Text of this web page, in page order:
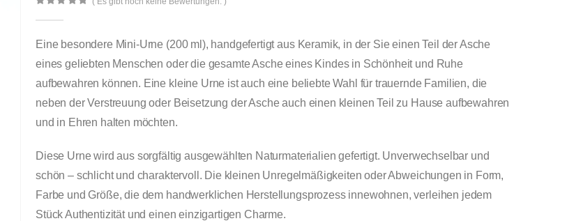
Eine besondere Mini-Urne (200 ml), handgefertigt aus Keramik, in der Sie einen Teil der Asche
eines geliebten Menschen oder die gesamte Asche eines Kindes in Schönheit und Ruhe
aufbewahren können. Eine kleine Urne ist auch eine beliebte Wahl für trauernde Familien, die
neben der Verstreuung oder Beisetzung der Asche auch einen kleinen Teil zu Hause aufbewahren
und in Ehren halten möchten.
Diese Urne wird aus sorgfältig ausgewählten Naturmaterialien gefertigt. Unverwechselbar und
schön – schlicht und charaktervoll. Die kleinen Unregelmäßigkeiten oder Abweichungen in Form,
Farbe und Größe, die dem handwerklichen Herstellungsprozess innewohnen, verleihen jedem
Stück Authentizität und einen einzigartigen Charme.